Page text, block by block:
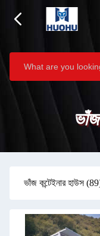
ভাঁজ কন্টেইনার হাউস